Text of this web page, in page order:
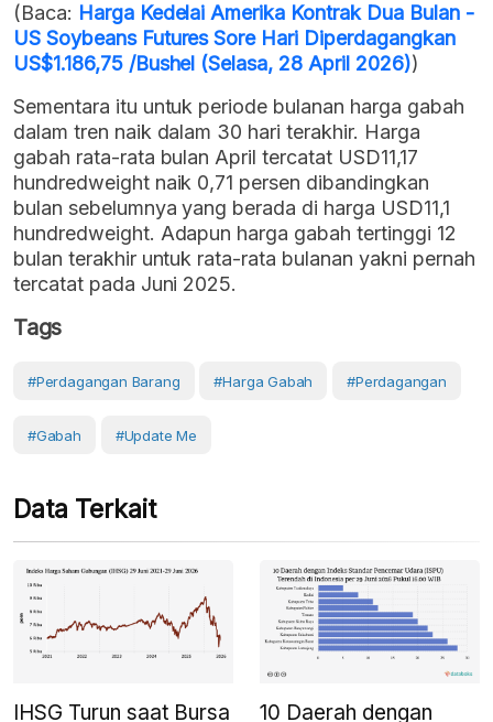
(Baca: Harga Kedelai Amerika Kontrak Dua Bulan -
US Soybeans Futures Sore Hari Diperdagangkan
US$1.186,75 /Bushel (Selasa, 28 April 2026))
Sementara itu untuk periode bulanan harga gabah
dalam tren naik dalam 30 hari terakhir. Harga
gabah rata-rata bulan April tercatat USD11,17
hundredweight naik 0,71 persen dibandingkan
bulan sebelumnya yang berada di harga USD11,1
hundredweight. Adapun harga gabah tertinggi 12
bulan terakhir untuk rata-rata bulanan yakni pernah
tercatat pada Juni 2025.
Tags
#perdagangan Barang #Harga Gabah #Perdagangan
#gabah #Update Me
Data Terkait
IHSG Turun saat Bursa
10 Daerah dengan